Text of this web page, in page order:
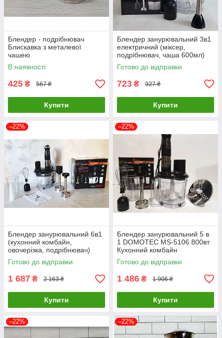
Блендер - подрібнювач
Блискавка з металевої
чашею
В наявності
425 ₴ 567 ₴
Купити
Блендер занурювальний 3в1
електричний (міксер,
подрібнювач, чаша 600мл)
Domotec 5103 / 500 Вт
Готово до відправки
723 ₴ 927 ₴
Купити
–22%
Блендер занурювальний 6в1
(кухонний комбайн,
овочерізка, подрібнювач)
DOMOTEC MS-5107 800вт
Готово до відправки
1 687 ₴ 2 163 ₴
Купити
–22%
Блендер занурювальний 5 в
1 DOMOTEC MS-5106 800вт
Кухонний комбайн
Готово до відправки
1 486 ₴ 1 906 ₴
Купити
–22% –22%